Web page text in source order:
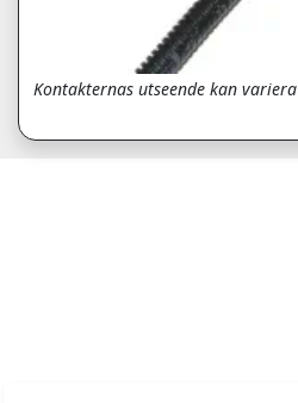
Kontakternas utseende kan variera